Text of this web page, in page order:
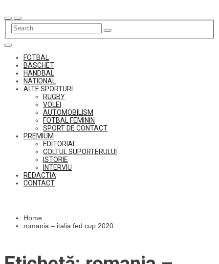
to
content
FOTBAL
BASCHET
HANDBAL
NATIONAL
ALTE SPORTURI
RUGBY
VOLEI
AUTOMOBILISM
FOTBAL FEMININ
SPORT DE CONTACT
PREMIUM
EDITORIAL
COLTUL SUPORTERULUI
ISTORIE
INTERVIU
REDACTIA
CONTACT
Home
romania – italia fed cup 2020